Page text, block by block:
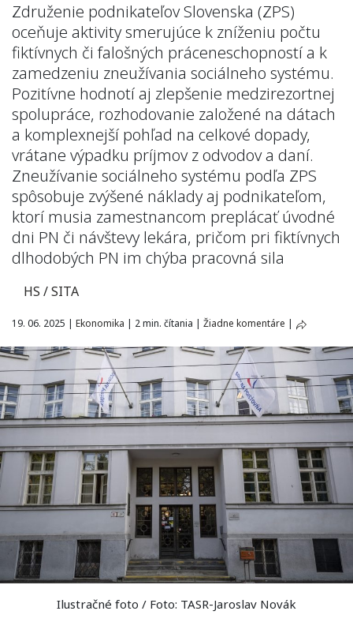
Združenie podnikateľov Slovenska (ZPS)
oceňuje aktivity smerujúce k zníženiu počtu
fiktívnych či falošných práceneschopností a k
zamedzeniu zneužívania sociálneho systému.
Pozitívne hodnotí aj zlepšenie medzirezortnej
spolupráce, rozhodovanie založené na dátach
a komplexnejší pohľad na celkové dopady,
vrátane výpadku príjmov z odvodov a daní.
Zneužívanie sociálneho systému podľa ZPS
spôsobuje zvýšené náklady aj podnikateľom,
ktorí musia zamestnancom preplácať úvodné
dni PN či návštevy lekára, pričom pri fiktívnych
dlhodobých PN im chýba pracovná sila
HS / SITA
19. 06. 2025 | Ekonomika | 2 min. čítania | Žiadne komentáre |
Ilustračné foto / Foto: TASR-Jaroslav Novák